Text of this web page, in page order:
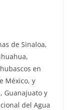
de Sinaloa,
en
México, y
Guanajuato y
del Agua